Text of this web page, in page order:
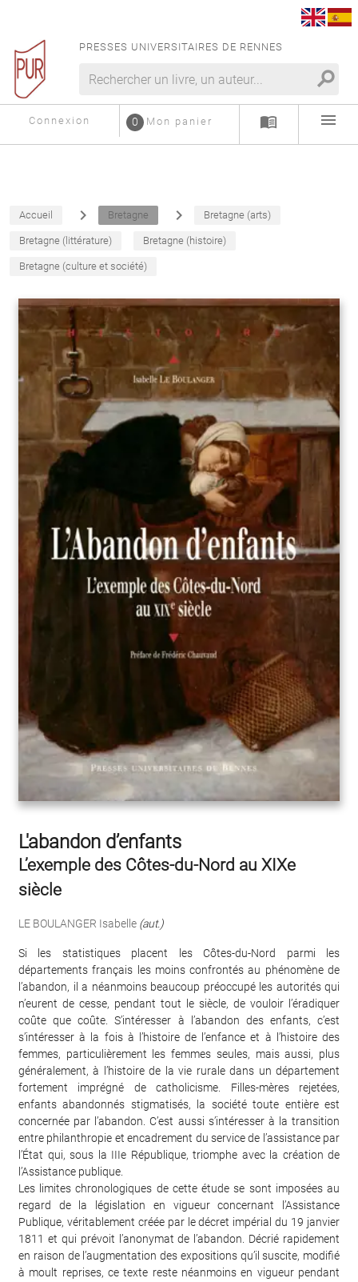
PRESSES UNIVERSITAIRES DE RENNES
search
Connexion Mon panier
0 menu_book menu
Accueil navigate_next Bretagne navigate_next Bretagne (arts)
Bretagne (littérature) Bretagne (histoire)
Bretagne (culture et société)
L'abandon d’enfants
L’exemple des Côtes-du-Nord au XIXe
siècle
LE BOULANGER Isabelle (aut.)
Si les statistiques placent les Côtes-du-Nord parmi les
départements français les moins confrontés au phénomène de
l’abandon, il a néanmoins beaucoup préoccupé les autorités qui
n’eurent de cesse, pendant tout le siècle, de vouloir l’éradiquer
coûte que coûte. S’intéresser à l’abandon des enfants, c’est
s’intéresser à la fois à l’histoire de l’enfance et à l’histoire des
femmes, particulièrement les femmes seules, mais aussi, plus
généralement, à l’histoire de la vie rurale dans un département
fortement imprégné de catholicisme. Filles-mères rejetées,
enfants abandonnés stigmatisés, la société toute entière est
concernée par l’abandon. C’est aussi s’intéresser à la transition
entre philanthropie et encadrement du service de l’assistance par
l’État qui, sous la IIIe République, triomphe avec la création de
l’Assistance publique.
Les limites chronologiques de cette étude se sont imposées au
regard de la législation en vigueur concernant l’Assistance
Publique, véritablement créée par le décret impérial du 19 janvier
1811 et qui prévoit l’anonymat de l’abandon. Décrié rapidement
en raison de l’augmentation des expositions qu’il suscite, modifié
à moult reprises, ce texte reste néanmoins en vigueur pendant